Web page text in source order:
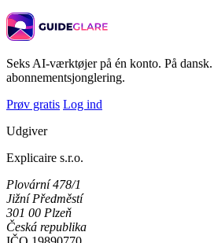
Seks AI-værktøjer på én konto. På
abonnementsjonglering.
Prøv gratis Log ind
Udgiver
Explicaire s.r.o.
Plovární 478/1
Jižní Předměstí
301 00 Plzeň
Česká republika